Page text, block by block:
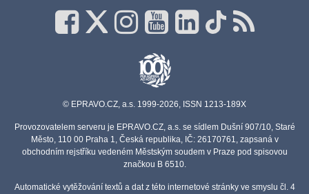
© EPRAVO.CZ, a.s. 1999-2026, ISSN 1213-189X
Provozovatelem serveru je EPRAVO.CZ, a.s. se sídlem Dušní 907/10, Staré
Město, 110 00 Praha 1, Česká republika, IČ: 26170761, zapsaná v
obchodním rejstříku vedeném Městským soudem v Praze pod spisovou
značkou B 6510.
Automatické vytěžování textů a dat z této internetové stránky ve smyslu čl. 4